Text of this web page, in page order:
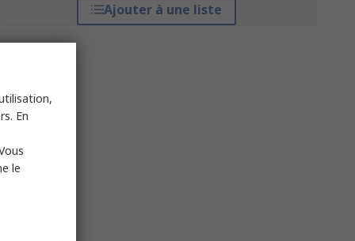
Ajouter à une liste
En
le